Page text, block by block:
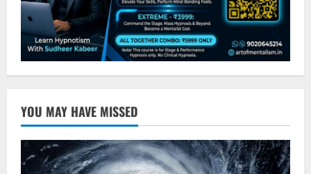
YOU MAY HAVE MISSED